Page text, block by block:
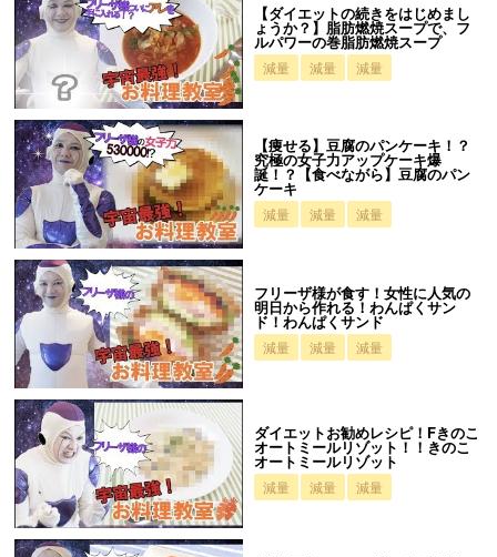
【ダイエットの続きをはじめまし
ょうか？】脂肪燃焼スープで、フ
ルパワーの巻脂肪燃焼スープ
減量 減量 減量
【痩せる】豆腐のパンケーキ！？
究極の女子力アップケーキ爆
誕！？【食べながら】豆腐のパン
ケーキ
減量 減量 減量
フリーザ様が食す！女性に人気の
明日から作れる！わんぱくサン
ド！わんぱくサンド
減量 減量 減量
ダイエットお勧めレシピ！Fきのこ
オートミールリゾット！！きのこ
オートミールリゾット
減量 減量 減量